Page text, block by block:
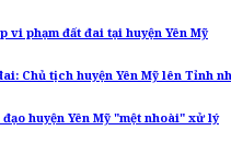
vi phạm đất đai tại huyện Yên Mỹ
Chủ tịch huyện Yên Mỹ lên Tỉnh
huyện Yên Mỹ "mệt nhoài" xử lý